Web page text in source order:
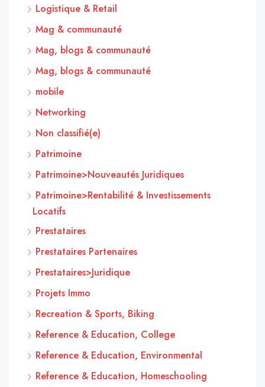
Logistique & Retail
Mag & communauté
Mag, blogs & communauté
Mag, blogs & communauté
mobile
Networking
Non classifié(e)
Patrimoine
Patrimoine>Nouveautés Juridiques
Patrimoine>Rentabilité & Investissements
Locatifs
Prestataires
Prestataires Partenaires
Prestataires>Juridique
Projets Immo
Recreation & Sports, Biking
Reference & Education, College
Reference & Education, Environmental
Reference & Education, Homeschooling